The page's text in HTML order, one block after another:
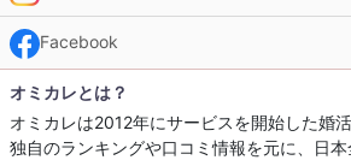
Facebook
オミカレとは？
オミカレは2012年にサービスを開始した婚
独自のランキングや口コミ情報を元に、日